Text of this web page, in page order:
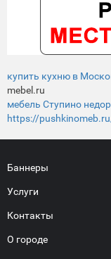
купить кухню в
mebel.ru
мебель Ступино
https://
Баннеры
Услуги
Контакты
О городе